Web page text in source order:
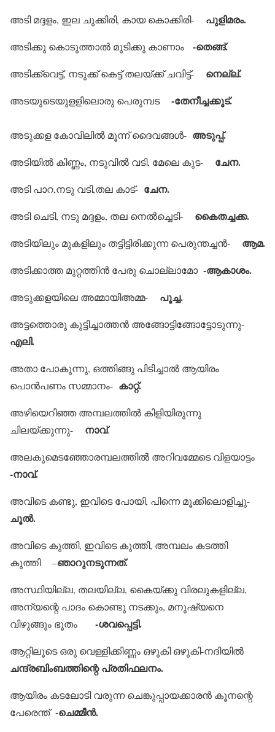
അടി മദ്ദളം, ഇല ചുക്കിരി, കായ കൊക്കിരി- പുളിമരം.
അടിക്കു കൊടുത്താല്‍ മുടിക്കു കാണാം -തെങ്ങ്.
അടിക്ക്‌വെട്ട്, നടുക്ക് കെട്ട് തലയ്ക്ക് ചവിട്ട്- നെല്ല്.
അടയുടെയുളളിലൊരു പെരുമ്പട -തേനീച്ചക്കൂട്.
അടുക്കള കോവിലില്‍ മൂന്ന് ദൈവങ്ങള്‍- അടുപ്പ്.
അടിയില്‍ കിണ്ണം, നടുവില്‍ വടി, മേലെ കുട- ചേന.
അടി പാറ,നടു വടി,തല കാട്- ചേന.
അടി ചെടി, നടു മദ്ദളം, തല നെല്‍ച്ചെടി- കൈതച്ചക്ക.
അടിയിലും മുകളിലും തട്ടിട്ടിരിക്കുന്ന പെരുന്തച്ചന്‍- ആമ.
അടിക്കാത്ത മുറ്റത്തിന്‍ പേരു ചൊല്ലാമോ -ആകാശം.
അടുക്കളയിലെ അമ്മായിഅമ്മ- പൂച്ച.
അട്ടത്തൊരു കുട്ടിച്ചാത്തന്‍ അങ്ങോട്ടിങ്ങോട്ടോടുന്നു-
എലി.
അതാ പോകുന്നു, ഒത്തിങ്ങു പിടിച്ചാല്‍ ആയിരം
പൊന്‍പണം സമ്മാനം- കാറ്റ്.
അഴിയെറിഞ്ഞ അമ്പലത്തില്‍ കിളിയിരുന്നു
ചിലയ്ക്കുന്നു- നാവ്.
അലകുമെടഞ്ഞോരമ്പലത്തില്‍ അറിവമ്മേടെ വിളയാട്ടം
-നാവ്.
അവിടെ കണ്ടു, ഇവിടെ പോയി, പിന്നെ മൂക്കിലൊളിച്ചു-
ചൂല്‍.
അവിടെ കുത്തി, ഇവിടെ കുത്തി, അമ്പലം കടത്തി
കുത്തി –ഞാറുനടുന്നത്.
അസ്ഥിയില്ല, തലയില്ല, കൈയ്ക്കു വിരലുകളില്ല,
അന്യന്റെ പാദം കൊണ്ടു നടക്കും, മനുഷ്യനെ
വിഴുങ്ങും ഭൂതം -ശവപ്പെട്ടി.
ആറ്റിലൂടെ ഒരു വെള്ളിക്കിണ്ണം ഒഴുകി ഒഴുകി-നദിയില്‍
ചന്ദ്രബിംബത്തിന്റെ പ്രതിഫലനം.
ആയിരം കടലോടി വരുന്ന ചെങ്കുപ്പായക്കാരന്‍ കൂനന്റെ
പേരെന്ത് -ചെമ്മീന്‍.